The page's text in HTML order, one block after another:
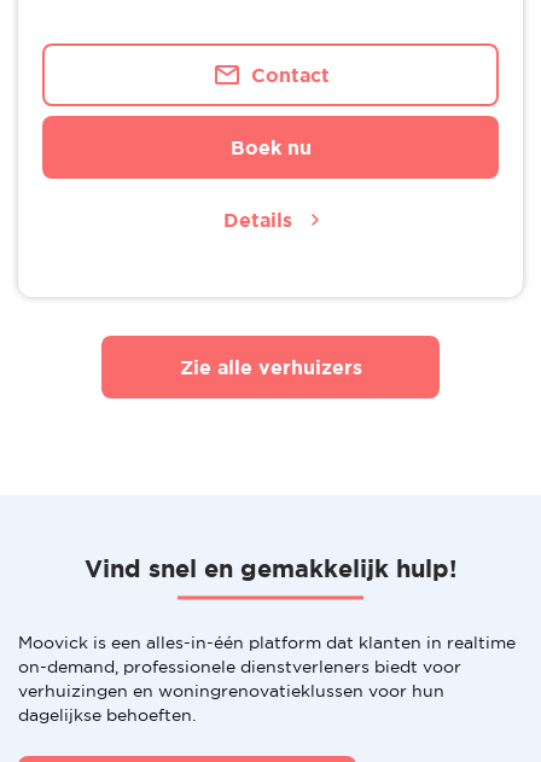
Contact
Boek nu
Details
Zie alle verhuizers
Vind snel en gemakkelijk hulp!
Moovick is een alles-in-één platform dat klanten in realtime
on-demand, professionele dienstverleners biedt voor
verhuizingen en woningrenovatieklussen voor hun
dagelijkse behoeften.